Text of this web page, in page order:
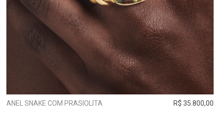
ANEL SNAKE COM PRASIOLITA R$ 35.800,00